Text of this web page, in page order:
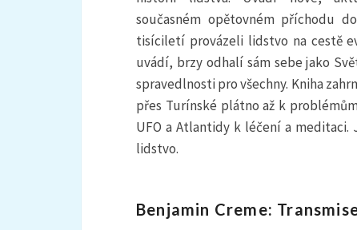
současném opětovném příchodu
tisíciletí provázeli lidstvo na cestě
uvádí, brzy odhalí sám sebe jako
spravedlnosti pro všechny. Kniha
přes Turínské plátno až k
UFO a Atlantidy k léčení a
lidstvo.
Benjamin Creme: